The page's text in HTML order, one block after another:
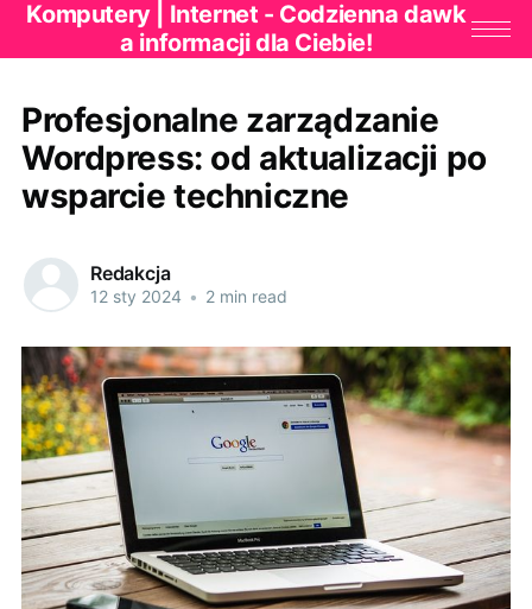
Komputery | Internet - Codzienna dawk
a informacji dla Ciebie!
Profesjonalne zarządzanie
Wordpress: od aktualizacji po
wsparcie techniczne
Redakcja
12 sty 2024 • 2 min read